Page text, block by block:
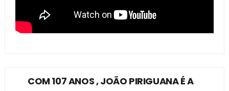
COM 107 ANOS , JOÃO PIRIGUANA É A